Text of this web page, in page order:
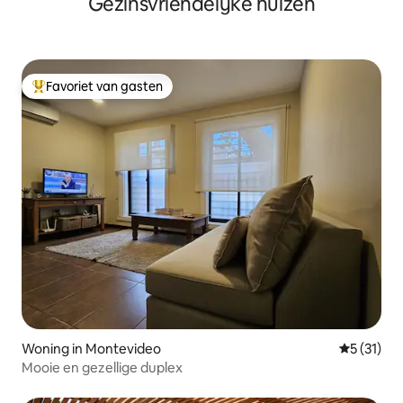
Topfavoriet van gasten
Favoriet van gasten
Woning in Montevideo
5 (31)
Mooie en gezellige duplex